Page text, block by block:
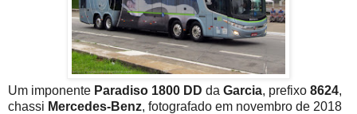
Um imponente Paradiso 1800 DD da Garcia, prefixo 8624,
chassi Mercedes-Benz, fotografado em novembro de 2018